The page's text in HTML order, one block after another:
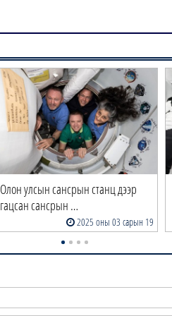
Олон улсын сансрын станц дээр
гацсан сансрын …
2025 оны 03 сарын 19